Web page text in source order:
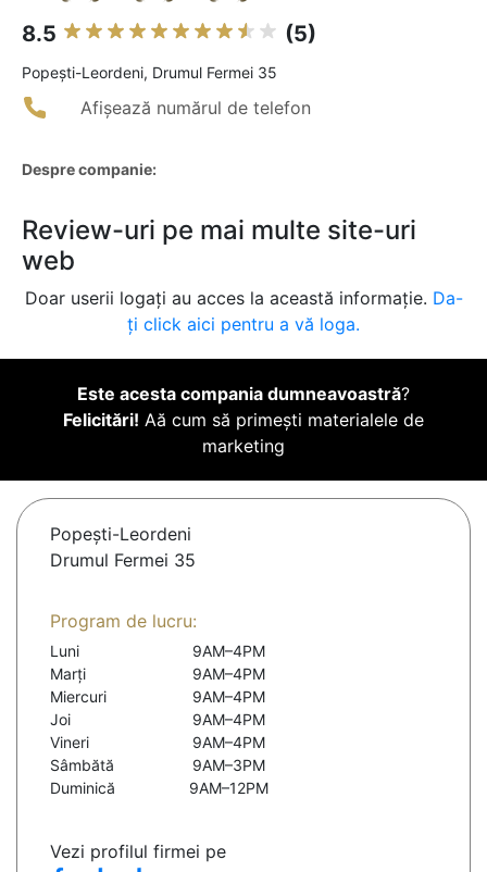
8.5 (5)
Popeşti-Leordeni, Drumul Fermei 35
Afișează numărul de telefon
Despre companie:
Review-uri pe mai multe site-uri
web
Doar userii logați au acces la această informație. Da-
ți click aici pentru a vă loga.
Este acesta compania dumneavoastră?
Felicitări! Aă cum să primești materialele de
marketing
Popeşti-Leordeni
Drumul Fermei 35
Program de lucru:
Luni
9AM–4PM
Marți
9AM–4PM
Miercuri
9AM–4PM
Joi
9AM–4PM
Vineri
9AM–4PM
Sâmbătă
9AM–3PM
Duminică
9AM–12PM
Vezi profilul firmei pe